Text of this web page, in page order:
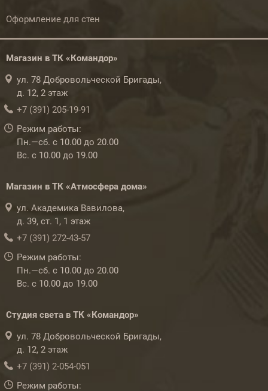
Оформление для стен
Магазин в ТК «Командор»
ул. 78 Добровольческой Бригады,
д. 12, 2 этаж
+7 (391) 205-19-91
Режим работы:
Пн.—сб. с 10.00 до 20.00
Вс. с 10.00 до 19.00
Магазин в ТК «Атмосфера дома»
ул. Академика Вавилова,
д. 39, ст. 1, 1 этаж
+7 (391) 272-43-57
Режим работы:
Пн.—сб. с 10.00 до 20.00
Вс. с 10.00 до 19.00
Студия света в ТК «Командор»
ул. 78 Добровольческой Бригады,
д. 12, 2 этаж
+7 (391) 2-054-051
Режим работы: